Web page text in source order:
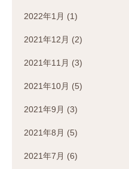
2022年1月 (1)
2021年12月 (2)
2021年11月 (3)
2021年10月 (5)
2021年9月 (3)
2021年8月 (5)
2021年7月 (6)